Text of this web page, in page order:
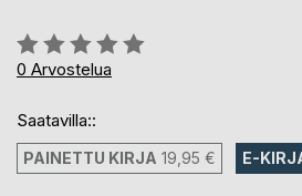
Arvostelu::
0%
0 Arvostelua
Saatavilla::
PAINETTU KIRJA 19,95 € E-